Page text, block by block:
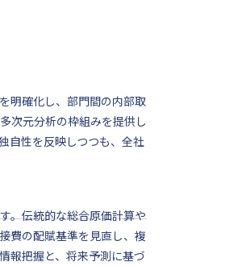
明確化し、部門間の内部取
次元分析の枠組みを提供し
自性を反映しつつも、全社
。伝統的な総合原価計算や
費の配賦基準を見直し、複
報把握と、将来予測に基づ